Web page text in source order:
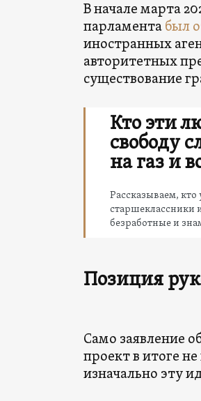
В начале марта
парламентабыл
иностранных
авторитетных
существование
Кто эти
свободу
на газ и
Рассказываем, кто
старшеклассники
безработные и
Позиция
Само заявление
проект в итоге
изначально эту